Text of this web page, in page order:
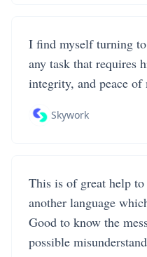
I find myself turning
any task that requires
integrity, and peace of
Skywork
This is of great help
another language
Good to know the
possible